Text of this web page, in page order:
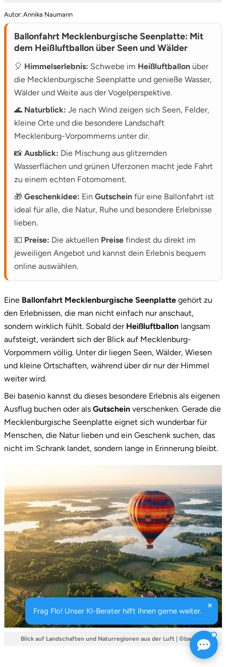
1. Ballonfahrt Mecklenburgische Seenplatte im
Heißluftballon erleben
2. Gutschein und Preise für deine Ballonfahrt
Mecklenburgische Seenplatte
Autor: Annika Naumann
Ballonfahrt Mecklenburgische Seenplatte: Mit
dem Heißluftballon über Seen und Wälder
🎈 Himmelserlebnis: Schwebe im Heißluftballon über
die Mecklenburgische Seenplatte und genieße Wasser,
Wälder und Weite aus der Vogelperspektive.
🌊 Naturblick: Je nach Wind zeigen sich Seen, Felder,
kleine Orte und die besondere Landschaft
Mecklenburg-Vorpommerns unter dir.
📸 Ausblick: Die Mischung aus glitzernden
Wasserflächen und grünen Uferzonen macht jede Fahrt
zu einem echten Fotomoment.
🎁 Geschenkidee: Ein Gutschein für eine Ballonfahrt ist
ideal für alle, die Natur, Ruhe und besondere Erlebnisse
lieben.
💶 Preise: Die aktuellen Preise findest du direkt im
jeweiligen Angebot und kannst dein Erlebnis bequem
online auswählen.
Eine Ballonfahrt Mecklenburgische Seenplatte gehört zu
den Erlebnissen, die man nicht einfach nur anschaut,
sondern wirklich fühlt. Sobald der Heißluftballon langsam
aufsteigt, verändert sich der Blick auf Mecklenburg-
Vorpommern völlig. Unter dir liegen Seen, Wälder, Wiesen
und kleine Ortschaften, während über dir nur der Himmel
weiter wird.
Bei basenio kannst du dieses besondere Erlebnis als eigenen
Ausflug buchen oder als Gutschein verschenken. Gerade die
Mecklenburgische Seenplatte eignet sich wunderbar für
Menschen, die Natur lieben und ein Geschenk suchen, das
nicht im Schrank landet, sondern lange in Erinnerung bleibt.
Blick auf Landschaften und Naturregionen aus der Luft | ©basenio
Frag Flo! Unser KI-Berater hilft Ihnen gerne weiter.